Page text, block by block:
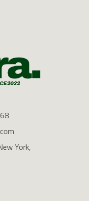
York,